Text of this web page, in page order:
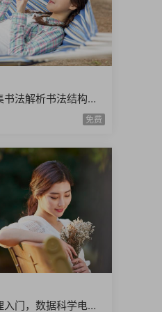
法解析书法结构字
法技法历代书法大家
免费
门，数据科学电子